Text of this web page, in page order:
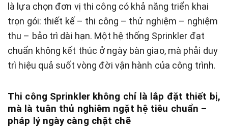
là lựa chọn đơn vị thi công có khả năng triển khai
trọn gói: thiết kế – thi công – thử nghiệm – nghiệm
thu – bảo trì dài hạn. Một hệ thống Sprinkler đạt
chuẩn không kết thúc ở ngày bàn giao, mà phải duy
trì hiệu quả suốt vòng đời vận hành của công trình.
Thi công Sprinkler không chỉ là lắp đặt thiết bị,
mà là tuân thủ nghiêm ngặt hệ tiêu chuẩn –
pháp lý ngày càng chặt chẽ